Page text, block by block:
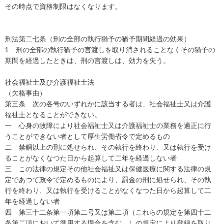
その時点で資格制限はなくなります。
刑法第二七条（刑の全部の執行猶予の猶予期間経過の効果）
1　刑の全部の執行猶予の言渡しを取り消されることなくその猶予の
期間を経過したときは、刑の言渡しは、効力を失う。
社会福祉士及び介護福祉士法
（欠格事由）
第三条　次の各号のいずれかに該当する者は、社会福祉士又は介護
福祉士となることができない。
一　心身の故障により社会福祉士又は介護福祉士の業務を適正に行
うことができない者として厚生労働省令で定めるもの
二　禁錮以上の刑に処せられ、その執行を終わり、又は執行を受け
ることがなくなつた日から起算して二年を経過しない者
三　この法律の規定その他社会福祉又は保健医療に関する法律の規
定であつて政令で定めるものにより、罰金の刑に処せられ、その執
行を終わり、又は執行を受けることがなくなつた日から起算して二
年を経過しない者
四　第三十二条第一項第二号又は第二項（これらの規定を第四十二